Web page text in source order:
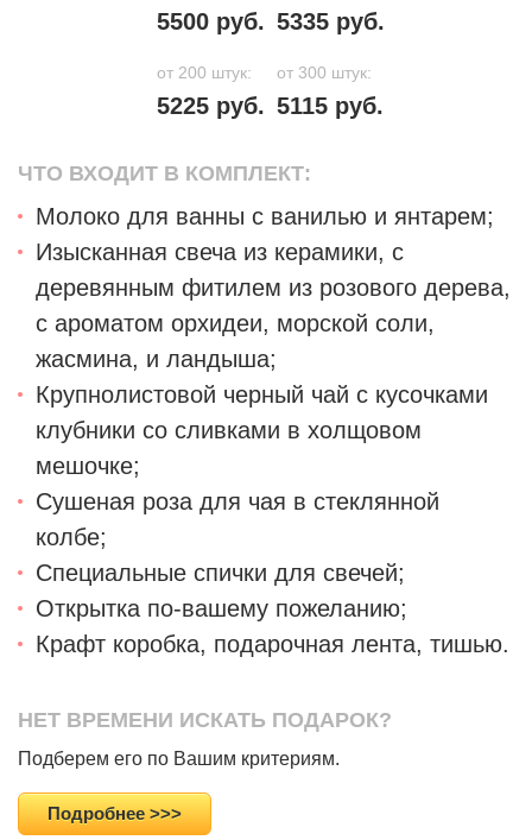
5500 руб. 5335 руб.
от 200 штук: от 300 штук:
5225 руб. 5115 руб.
ЧТО ВХОДИТ В КОМПЛЕКТ:
Молоко для ванны с ванилью и янтарем;
Изысканная свеча из керамики, с
деревянным фитилем из розового дерева,
с ароматом орхидеи, морской соли,
жасмина, и ландыша;
Крупнолистовой черный чай с кусочками
клубники со сливками в холщовом
мешочке;
Сушеная роза для чая в стеклянной
колбе;
Специальные спички для свечей;
Открытка по-вашему пожеланию;
Крафт коробка, подарочная лента, тишью.
НЕТ ВРЕМЕНИ ИСКАТЬ ПОДАРОК?
Подберем его по Вашим критериям.
Подробнее >>>